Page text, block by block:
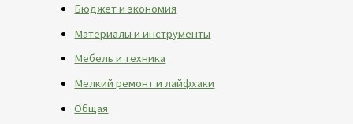
Бюджет и экономия
Материалы и инструменты
Мебель и техника
Мелкий ремонт и лайфхаки
Общая